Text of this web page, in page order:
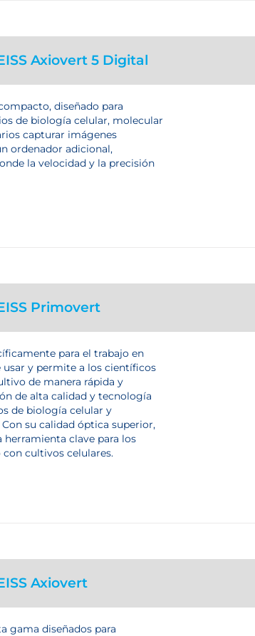
Axiovert 5 Digital
diseñado para
de biología celular, molecular
capturar imágenes
ordenador adicional,
la velocidad y la precisión
Primovert
para el trabajo en
y permite a los científicos
de manera rápida y
de alta calidad y tecnología
de biología celular y
su calidad óptica superior,
clave para los
cultivos celulares.
Axiovert
gama diseñados para